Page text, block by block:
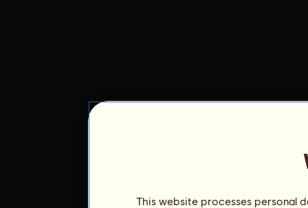
This website processes personal